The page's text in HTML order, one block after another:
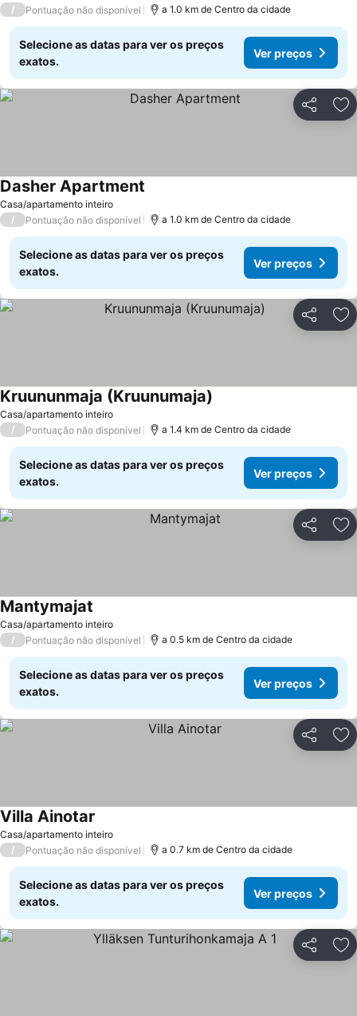
/ Pontuação não disponível a 1.0 km de Centro da cidade
Selecione as datas para ver os preços
exatos.
Ver preços
Partilhar
Casa/apartamento inteiro
Dasher Apartment
/ Pontuação não disponível a 1.0 km de Centro da cidade
Selecione as datas para ver os preços
exatos.
Ver preços
Partilhar
Casa/apartamento inteiro
Kruununmaja (Kruunumaja)
/ Pontuação não disponível a 1.4 km de Centro da cidade
Selecione as datas para ver os preços
exatos.
Ver preços
Partilhar
Casa/apartamento inteiro
Mantymajat
/ Pontuação não disponível a 0.5 km de Centro da cidade
Selecione as datas para ver os preços
exatos.
Ver preços
Partilhar
Casa/apartamento inteiro
Villa Ainotar
/ Pontuação não disponível a 0.7 km de Centro da cidade
Selecione as datas para ver os preços
exatos.
Ver preços
Partilhar